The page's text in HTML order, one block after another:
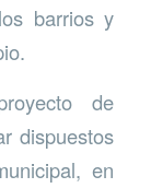
barrios y
de
dispuestos
en